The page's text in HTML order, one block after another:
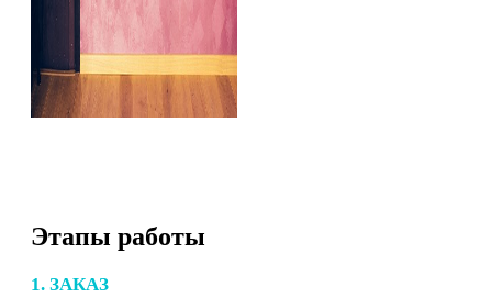
Этапы работы
1. ЗАКАЗ